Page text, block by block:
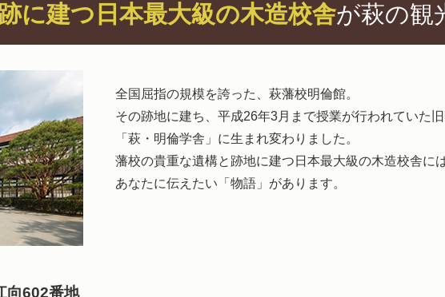
に建つ日本最大級の木造校舎が萩の観
全国屈指の規模を誇った、萩藩校明倫館。
その跡地に建ち、平成26年3月まで授業が行われていた
「萩・明倫学舎」に生まれ変わりました。
藩校の貴重な遺構と跡地に建つ日本最大級の木造校舎には
あなたに伝えたい「物語」があります。
向602番地